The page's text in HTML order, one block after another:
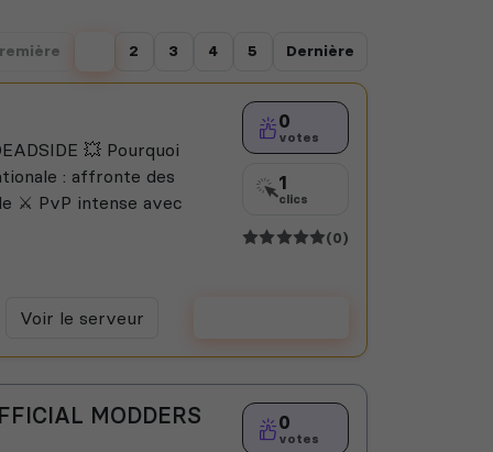
2 3 4 5 Dernière
💥 Pourquoi
: affronte des
⚔️ PvP intense avec
0
votes
1
clics
(0)
Voir le serveur
MODDERS
0
votes